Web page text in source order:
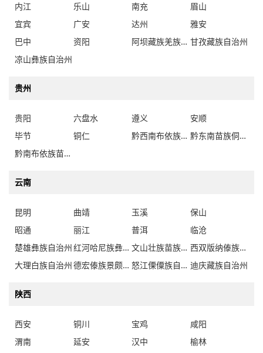
内江
乐山 南充
眉山
宜宾
广安 达州
雅安
巴中
资阳 阿坝藏族羌族自治州 甘孜藏族自治州
凉山彝族自治州
贵州
贵阳 六盘水 遵义
安顺
毕节
铜仁 黔西南布依族苗族自治州
黔东南苗族侗族自治州
黔南布依族苗族自治州
云南
昆明 曲靖 玉溪
保山
昭通
丽江 普洱
临沧
楚雄彝族自治州
红河哈尼族彝族自治州 文山壮族苗族自治州
西双版纳傣族自治州
大理白族自治州
德宏傣族景颇族自治州 怒江傈僳族自治州 迪庆藏族自治州
陕西
西安 铜川 宝鸡
咸阳
渭南
延安 汉中
榆林